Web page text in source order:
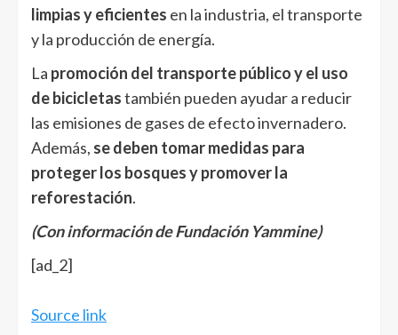
limpias y eficientes en la industria, el transporte
y la producción de energía.
La promoción del transporte público y el uso
de bicicletastambién pueden ayudar a reducir
las emisiones de gases de efecto invernadero.
Además, se deben tomar medidas para
proteger los bosques y promover la
reforestación.
(Con información de Fundación Yammine)
[ad_2]
Source link